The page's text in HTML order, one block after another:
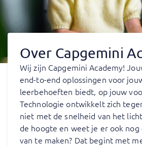
Over Capgemini
Wij zijn Capgemini Academy!
end-to-end oplossingen voor
leerbehoeften biedt, op jouw
Technologie ontwikkelt zich
niet met de snelheid van het
de hoogte en weet je er ook
van te maken? Dat begint met